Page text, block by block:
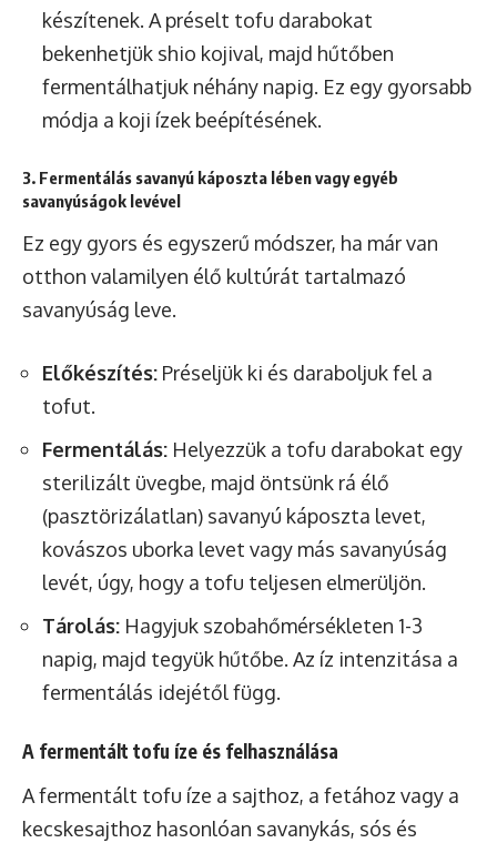
készítenek. A préselt tofu darabokat
bekenhetjük shio kojival, majd hűtőben
fermentálhatjuk néhány napig. Ez egy gyorsabb
módja a koji ízek beépítésének.
3. Fermentálás savanyú káposzta lében vagy egyéb
savanyúságok levével
Ez egy gyors és egyszerű módszer, ha már van
otthon valamilyen élő kultúrát tartalmazó
savanyúság leve.
Előkészítés: Préseljük ki és daraboljuk fel a
tofut.
Fermentálás: Helyezzük a tofu darabokat egy
sterilizált üvegbe, majd öntsünk rá élő
(pasztörizálatlan) savanyú káposzta levet,
kovászos uborka levet vagy más savanyúság
levét, úgy, hogy a tofu teljesen elmerüljön.
Tárolás: Hagyjuk szobahőmérsékleten 1-3
napig, majd tegyük hűtőbe. Az íz intenzitása a
fermentálás idejétől függ.
A fermentált tofu íze és felhasználása
A fermentált tofu íze a sajthoz, a fetához vagy a
kecskesajthoz hasonlóan savanykás, sós és